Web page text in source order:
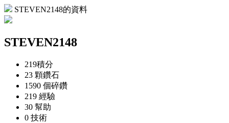
STEVEN2148的資料
STEVEN2148
219積分
23 顆鑽石
1590 個碎鑽
219 經驗
30 幫助
0 技術